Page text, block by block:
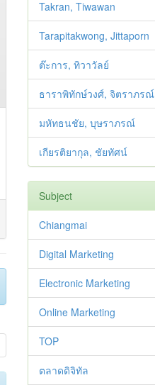
Takran, Tiwawan
Tarapitakwong, Jittaporn
ต๊ะการ, ทิวาวัลย์
ธาราพิทักษ์วงศ์, จิตราภรณ์
มหัทธนชัย, บุษราภรณ์
เกียรติยากุล, ชัยทัศน์
Subject
Chiangmai
Digital Marketing
Electronic Marketing
Online Marketing
TOP
ตลาดดิจิทัล